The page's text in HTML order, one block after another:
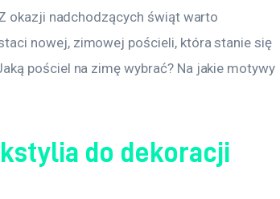
okazji nadchodzących świąt warto
nowej, zimowej pościeli, która stanie się
pościel na zimę wybrać? Na jakie motywy
do dekoracji